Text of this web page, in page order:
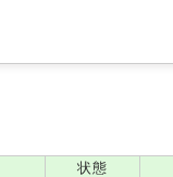
状態